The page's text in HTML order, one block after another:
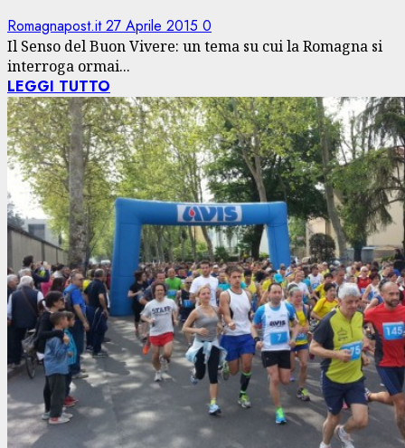
Romagnapost.it27 Aprile 2015 0
Il Senso del Buon Vivere: un tema su cui la Romagna si
interroga ormai...
LEGGI TUTTO